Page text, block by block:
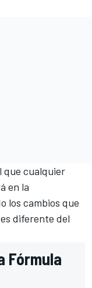
que cualquier
en la
los cambios que
diferente del
Fórmula